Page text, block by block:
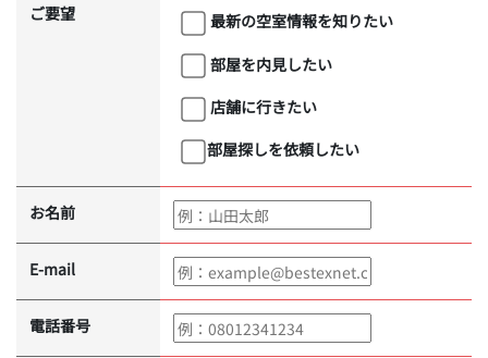
ご要望
最新の空室情報を知りたい
部屋を内見したい
店舗に行きたい
部屋探しを依頼したい
お名前
E-mail
電話番号